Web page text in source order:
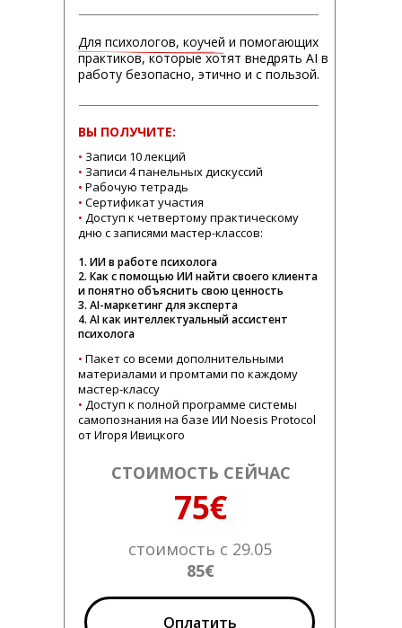
Для психологов, коучей и помогающих
практиков, которые хотят внедрять AI в
работу безопасно, этично и с пользой.
• Записи 10 лекций
• Записи 4 панельных дискуссий
• Рабочую тетрадь
• Сертификат участия
• Доступ к четвертому практическому
дню с записями мастер-классов:
• Пакет со всеми дополнительными
материалами и промтами по каждому
мастер-классу
• Доступ к полной программе системы
самопознания на базе ИИ Noesis Protocol
от Игоря Ивицкого
1. ИИ в работе психолога
2. Как с помощью ИИ найти своего клиента
и понятно объяснить свою ценность
3. AI-маркетинг для эксперта
4. AI как интеллектуальный ассистент
психолога
ВЫ ПОЛУЧИТЕ:
Оплатить
75€
85€
стоимость с 29.05
СТОИМОСТЬ СЕЙЧАС